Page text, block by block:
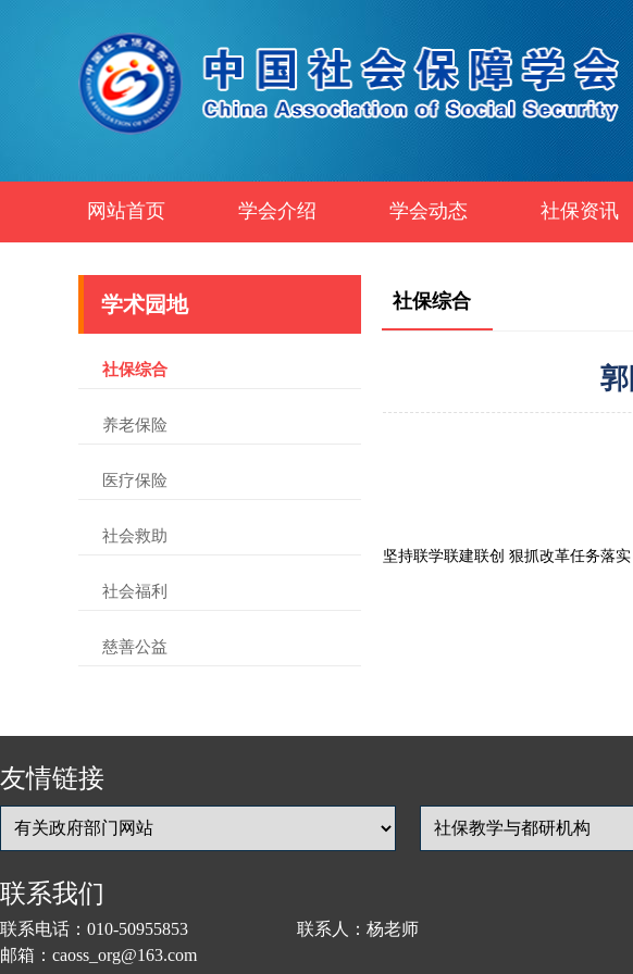
网站首页 学会介绍 学会动态 社保资讯
学术园地
社保综合
养老保险
医疗保险
社会救助
社会福利
慈善公益
社保综合
坚持联学联建联创 狠抓改革任务落实
友情链接
联系我们
联系电话：010-50955853 联系人：杨老师
邮箱：caoss_org@163.com